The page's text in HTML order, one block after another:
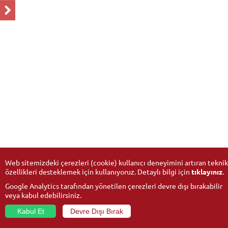
Web sitemizdeki çerezleri (cookie) kullanıcı deneyimini artıran teknik
özellikleri desteklemek için kullanıyoruz. Detaylı bilgi için tıklayınız.
Google Analytics tarafından yönetilen çerezleri devre dışı bırakabilir
veya kabul edebilirsiniz.
Kabul Et
Devre Dışı Bırak
© 2026Anadolu Üniversitesi- Tüm hakları saklıdır.